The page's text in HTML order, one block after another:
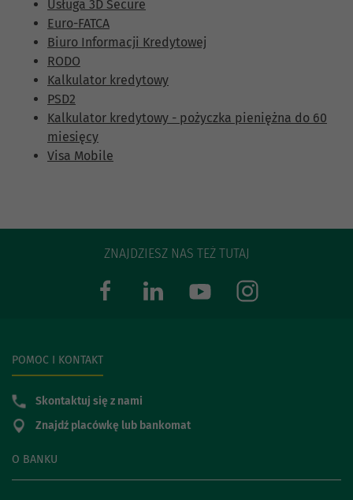
Usługa 3D Secure
Euro-FATCA
Biuro Informacji Kredytowej
RODO
Kalkulator kredytowy
PSD2
Kalkulator kredytowy - pożyczka pieniężna do 60
miesięcy
Visa Mobile
ZNAJDZIESZ NAS TEŻ TUTAJ
O BANKU
POMOC I KONTAKT
Skontaktuj się z nami
Znajdź placówkę lub bankomat